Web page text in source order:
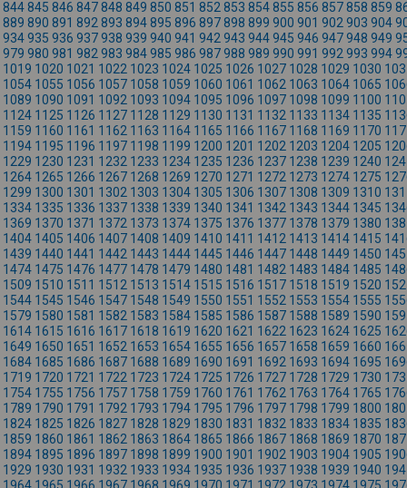
844845 846 847848 849 850 851 852 853 854855 856 857858 859
889 890 891 892 893 894895 896 897898 899 900 901 902 903 904
934935 936 937938 939 940 941 942 943 944945 946 947948 949
979 980 981 982 983 984985 986 987988 989 990 991 992 993 994
1019 1020 1021 1022 1023 1024 1025 1026 1027 1028 1029 1030
1054 1055 1056 1057 1058 1059 1060 1061 1062 1063 1064 1065
1089 1090 1091 1092 1093 1094 1095 1096 1097 1098 1099 1100
1124 1125 1126 1127 1128 1129 1130 1131 1132 1133 1134 1135
1159 1160 1161 1162 1163 1164 1165 1166 1167 1168 1169 1170
1194 1195 1196 1197 1198 1199 1200 1201 1202 1203 1204 1205
1229 1230 1231 1232 1233 1234 1235 1236 1237 1238 1239 1240
1264 1265 1266 1267 1268 1269 1270 1271 1272 1273 1274 1275
1299 1300 1301 1302 1303 1304 1305 1306 1307 1308 1309 1310
1334 1335 1336 1337 1338 1339 1340 1341 1342 1343 1344 1345
1369 1370 1371 1372 1373 1374 1375 1376 1377 1378 1379 1380
1404 1405 1406 1407 1408 1409 1410 1411 1412 1413 1414 1415
1439 1440 1441 1442 1443 1444 1445 1446 1447 1448 1449 1450
1474 1475 1476 1477 1478 1479 1480 1481 1482 1483 1484 1485
1509 1510 1511 1512 1513 1514 1515 1516 1517 1518 1519 1520
1544 1545 1546 1547 1548 1549 1550 1551 1552 1553 1554 1555
1579 1580 1581 1582 1583 1584 1585 1586 1587 1588 1589 1590
1614 1615 1616 1617 1618 1619 1620 1621 1622 1623 1624 1625
1649 1650 1651 1652 1653 1654 1655 1656 1657 1658 1659 1660
1684 1685 1686 1687 1688 1689 1690 1691 1692 1693 1694 1695
1719 1720 1721 1722 1723 1724 1725 1726 1727 1728 1729 1730
1754 1755 1756 1757 1758 1759 1760 1761 1762 1763 1764 1765
1789 1790 1791 1792 1793 1794 1795 1796 1797 1798 1799 1800
1824 1825 1826 1827 1828 1829 1830 1831 1832 1833 1834 1835
1859 1860 1861 1862 1863 1864 1865 1866 1867 1868 1869 1870
1894 1895 1896 1897 1898 1899 1900 1901 1902 1903 1904 1905
1929 1930 1931 1932 1933 1934 1935 1936 1937 1938 1939 1940